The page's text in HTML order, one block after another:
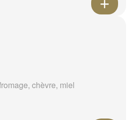
chèvre, miel